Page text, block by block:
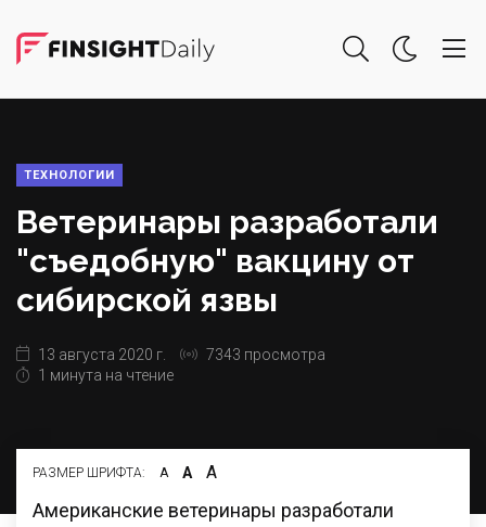
ТЕХНОЛОГИИ
Ветеринары разработали
"съедобную" вакцину от
сибирской язвы
13 августа 2020 г.
7343 просмотра
1 минута на чтение
РАЗМЕР ШРИФТА: А А А
Американские ветеринары разработали